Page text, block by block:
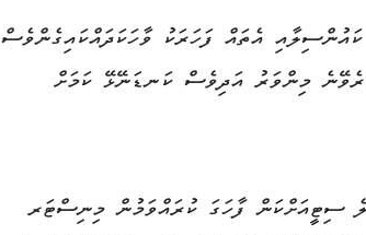
އެތައް ފަހަރަކު ވާހަކަދައްކައިގެންވެސް
މިންވަރު އަދިވެސް ކަނޑަނޭޅޭ ކަމަށް
ސިޓީއަށްކަން ފާހަގަ ކުރައްވަމުން މިނިސްޓަރ